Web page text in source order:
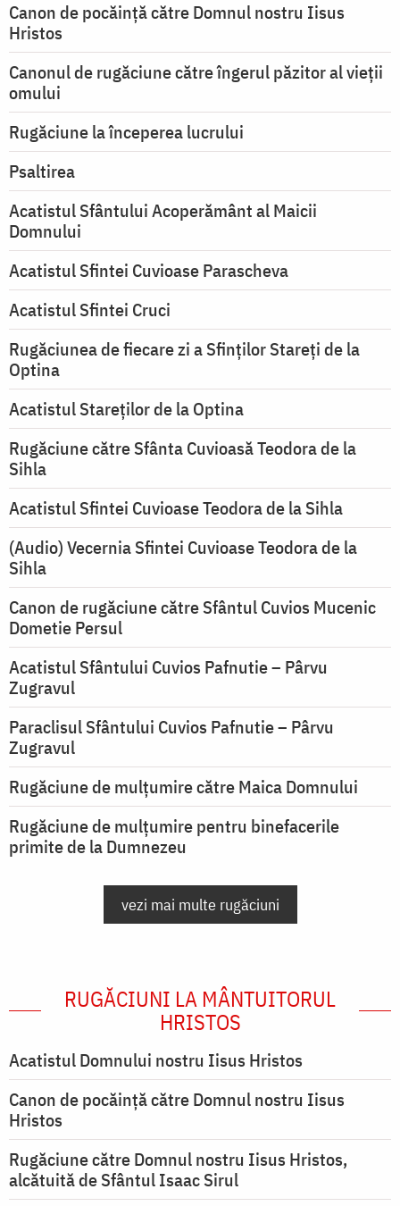
Canon de pocăință către Domnul nostru Iisus
Hristos
Canonul de rugăciune către îngerul păzitor al vieții
omului
Rugăciune la începerea lucrului
Psaltirea
Acatistul Sfântului Acoperământ al Maicii
Domnului
Acatistul Sfintei Cuvioase Parascheva
Acatistul Sfintei Cruci
Rugăciunea de fiecare zi a Sfinților Stareți de la
Optina
Acatistul Stareţilor de la Optina
Rugăciune către Sfânta Cuvioasă Teodora de la
Sihla
Acatistul Sfintei Cuvioase Teodora de la Sihla
(Audio) Vecernia Sfintei Cuvioase Teodora de la
Sihla
Canon de rugăciune către Sfântul Cuvios Mucenic
Dometie Persul
Acatistul Sfântului Cuvios Pafnutie – Pârvu
Zugravul
Paraclisul Sfântului Cuvios Pafnutie – Pârvu
Zugravul
Rugăciune de mulţumire către Maica Domnului
Rugăciune de mulțumire pentru binefacerile
primite de la Dumnezeu
vezi mai multe rugăciuni
RUGĂCIUNI LA MÂNTUITORUL
HRISTOS
Acatistul Domnului nostru Iisus Hristos
Canon de pocăință către Domnul nostru Iisus
Hristos
Rugăciune către Domnul nostru Iisus Hristos,
alcătuită de Sfântul Isaac Sirul